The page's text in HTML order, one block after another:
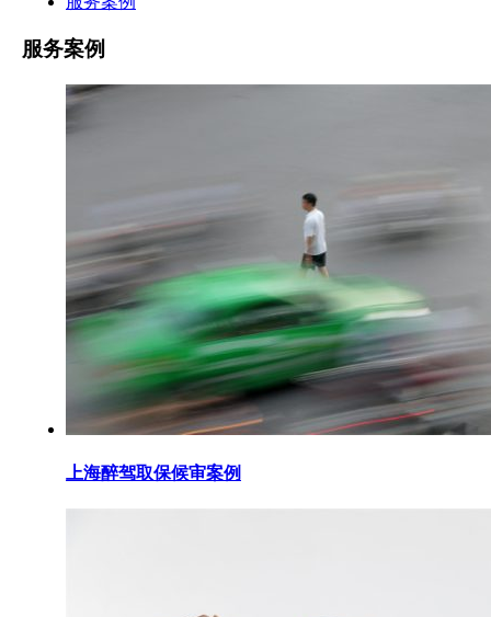
服务案例
上海醉驾取保候审案例